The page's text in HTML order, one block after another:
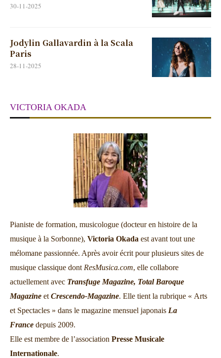
30-11-2025
Jodylin Gallavardin à la Scala
Paris
28-11-2025
VICTORIA OKADA
Pianiste de formation, musicologue (docteur en histoire de la
musique à la Sorbonne), Victoria Okada est avant tout une
mélomane passionnée. Après avoir écrit pour plusieurs sites de
musique classique dont ResMusica.com, elle collabore
actuellement avec Transfuge Magazine, Total Baroque
Magazine et Crescendo-Magazine. Elle tient la rubrique « Arts
et Spectacles » dans le magazine mensuel japonais La
France depuis 2009.
Elle est membre de l’association Presse Musicale
Internationale.